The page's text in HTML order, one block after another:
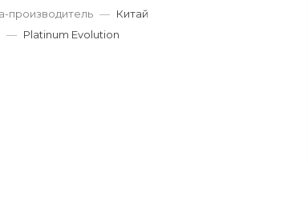
производитель — Китай
— Platinum Evolution